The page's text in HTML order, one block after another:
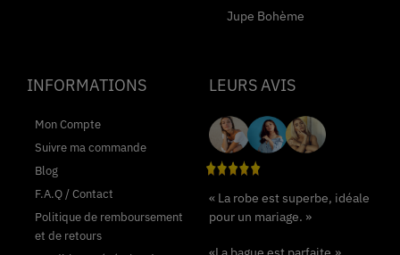
Jupe Bohème
INFORMATIONS
Mon Compte
Suivre ma commande
Blog
F.A.Q / Contact
Politique de remboursement
et de retours
LEURS AVIS
« La robe est superbe, idéale
pour un mariage. »